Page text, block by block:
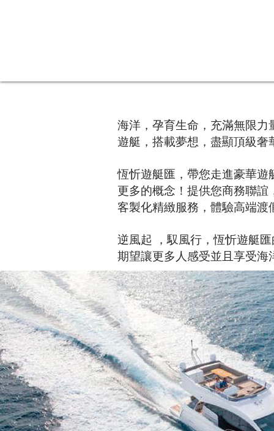
海洋，孕育生命，充滿無限力
遊艇，搭載夢想，盡顯頂級奢
恆忻遊艇匯，帶您走進豪華
更多的概念！提供您商務聯
客製化精緻服務，體驗高端渡
逆風起 ，馭風行，恆忻遊艇
期望讓更多人感受並且享受